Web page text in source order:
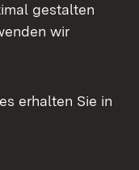
gestalten
wir
erhalten Sie in